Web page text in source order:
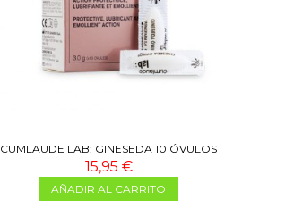
CUMLAUDE LAB: GINESEDA 10 ÓVULOS
15,95 €
AÑADIR AL CARRITO